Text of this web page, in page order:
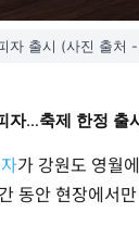
자 출시 (사진 출처
자…축제 한정 출
가 강원도 영월
동안 현장에서